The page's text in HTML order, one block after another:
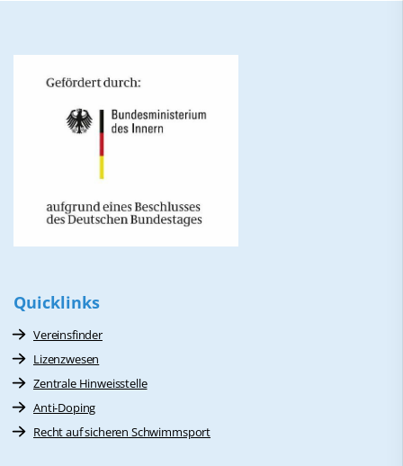
Quicklinks
Vereinsfinder
Lizenzwesen
Zentrale Hinweisstelle
Anti-Doping
Recht auf sicheren Schwimmsport